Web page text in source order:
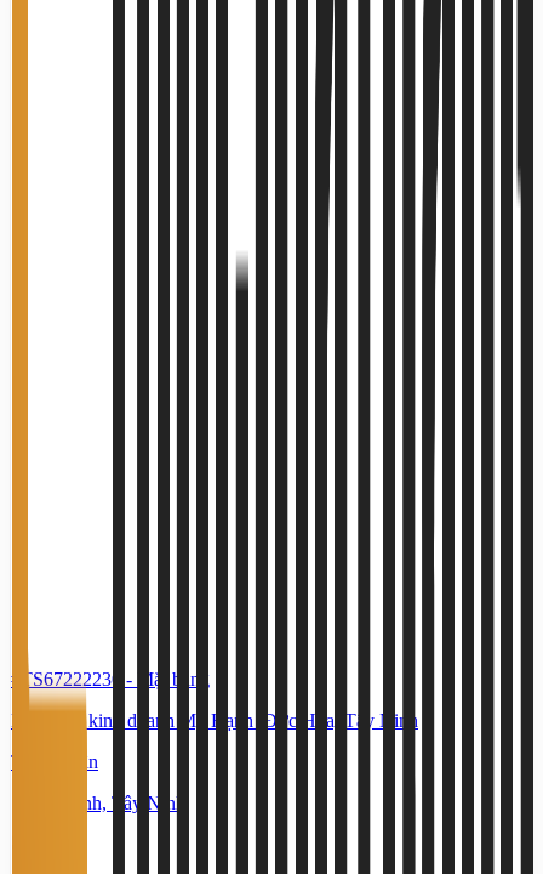
#TS67222230 -
Mặt bằng
Mặt bằng kinh doanh Mỹ Hạnh ,Đức Hòa, Tây Ninh
Thỏa thuận
Mỹ Hạnh, Tây Ninh